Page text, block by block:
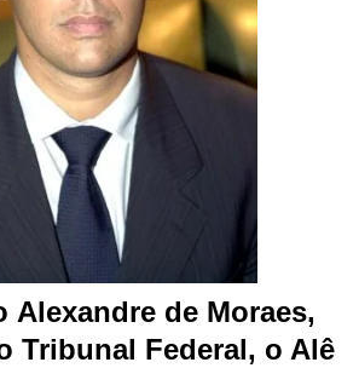
Alexandre de Moraes,
Tribunal Federal, o Alê